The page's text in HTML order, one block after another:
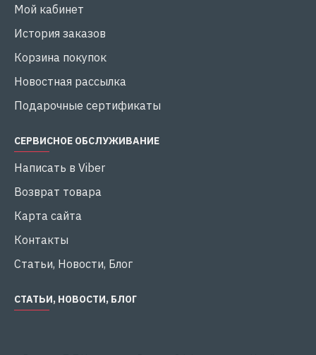
Мой кабинет
История заказов
Корзина покупок
Новостная рассылка
Подарочные сертификаты
СЕРВИСНОЕ ОБСЛУЖИВАНИЕ
Написать в Viber
Возврат товара
Карта сайта
Контакты
Статьи, Новости, Блог
СТАТЬИ, НОВОСТИ, БЛОГ